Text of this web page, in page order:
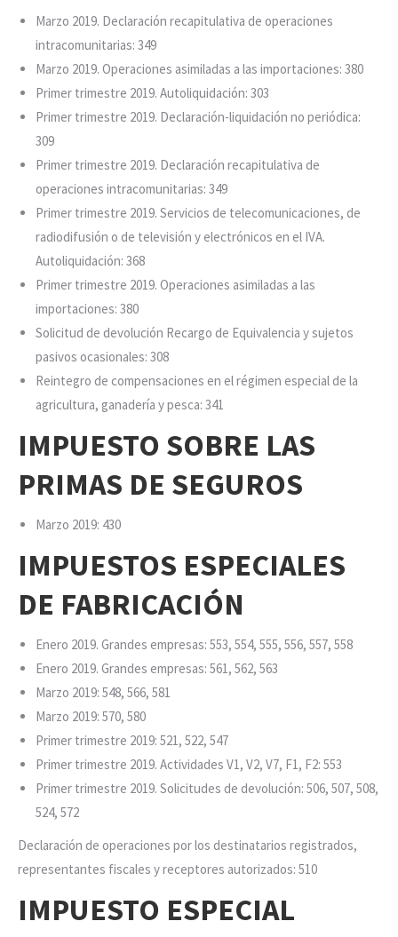
Marzo 2019. Declaración recapitulativa de operaciones
intracomunitarias: 349
Marzo 2019. Operaciones asimiladas a las importaciones: 380
Primer trimestre 2019. Autoliquidación: 303
Primer trimestre 2019. Declaración-liquidación no periódica:
309
Primer trimestre 2019. Declaración recapitulativa de
operaciones intracomunitarias: 349
Primer trimestre 2019. Servicios de telecomunicaciones, de
radiodifusión o de televisión y electrónicos en el IVA.
Autoliquidación: 368
Primer trimestre 2019. Operaciones asimiladas a las
importaciones: 380
Solicitud de devolución Recargo de Equivalencia y sujetos
pasivos ocasionales: 308
Reintegro de compensaciones en el régimen especial de la
agricultura, ganadería y pesca: 341
IMPUESTO SOBRE LAS
PRIMAS DE SEGUROS
Marzo 2019: 430
IMPUESTOS ESPECIALES
DE FABRICACIÓN
Enero 2019. Grandes empresas: 553, 554, 555, 556, 557, 558
Enero 2019. Grandes empresas: 561, 562, 563
Marzo 2019: 548, 566, 581
Marzo 2019: 570, 580
Primer trimestre 2019: 521, 522, 547
Primer trimestre 2019. Actividades V1, V2, V7, F1, F2: 553
Primer trimestre 2019. Solicitudes de devolución: 506, 507, 508,
524, 572
Declaración de operaciones por los destinatarios registrados,
representantes fiscales y receptores autorizados: 510
IMPUESTO ESPECIAL